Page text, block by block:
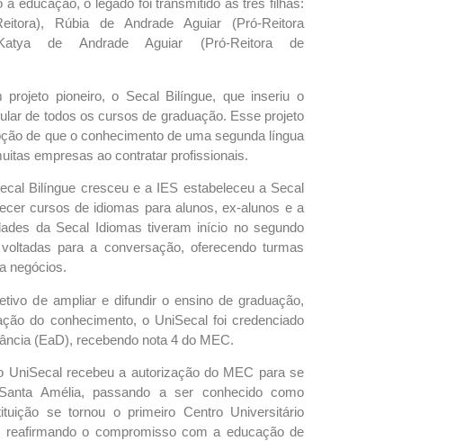
educação, o legado foi transmitido às três filhas:
Rúbia de Andrade Aguiar (Pró-Reitora
de Andrade Aguiar (Pró-Reitora de
pioneiro, o Secal Bilíngue, que inseriu o
de todos os cursos de graduação. Esse projeto
de que o conhecimento de uma segunda língua
empresas ao contratar profissionais.
Bilíngue cresceu e a IES estabeleceu a Secal
cursos de idiomas para alunos, ex-alunos e a
da Secal Idiomas tiveram início no segundo
para a conversação, oferecendo turmas
negócios.
de ampliar e difundir o ensino de graduação,
do conhecimento, o UniSecal foi credenciado
(EaD), recebendo nota 4 do MEC.
UniSecal recebeu a autorização do MEC para se
Amélia, passando a ser conhecido como
se tornou o primeiro Centro Universitário
reafirmando o compromisso com a educação de